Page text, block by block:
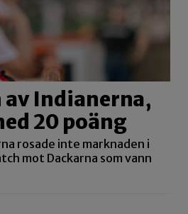
Indianerna,
20 poäng
rosade inte marknaden i
mot Dackarna som vann